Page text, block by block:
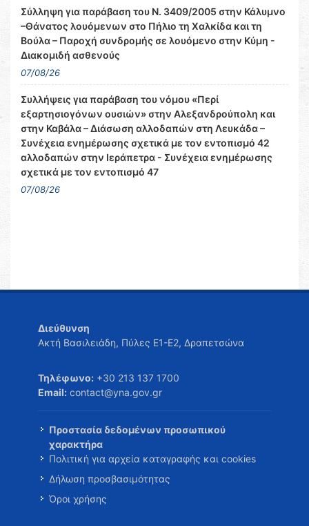
Σύλληψη για παράβαση του Ν. 3409/2005 στην Κάλυμνο
–Θάνατος λουόμενων στο Πήλιο τη Χαλκίδα και τη
Βούλα – Παροχή συνδρομής σε λουόμενο στην Κύμη -
Διακομιδή ασθενούς
07/08/26
Συλλήψεις για παράβαση του νόμου «Περί
εξαρτησιογόνων ουσιών» στην Αλεξανδρούπολη και
στην Καβάλα – Διάσωση αλλοδαπών στη Λευκάδα –
Συνέχεια ενημέρωσης σχετικά με τον εντοπισμό 42
αλλοδαπών στην Ιεράπετρα - Συνέχεια ενημέρωσης
σχετικά με τον εντοπισμό 47
07/08/26
Διεύθυνση
Ακτή Βασιλειάδη, Πύλες Ε1-Ε2, Δραπετσώνα
Τηλέφωνο: +30 213 137 1700
Email: contact@yna.gov.gr
Προστασία δεδομένων προσωπικού
χαρακτήρα
Πολιτική για αρχεία καταγραφής και cookies
Δήλωση προσβασιμότητας
Όροι χρήσης